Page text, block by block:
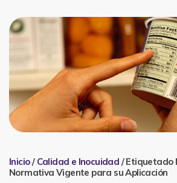
Inicio/ Calidad e Inocuidad / Etiquetado
Normativa Vigente para su Aplicación